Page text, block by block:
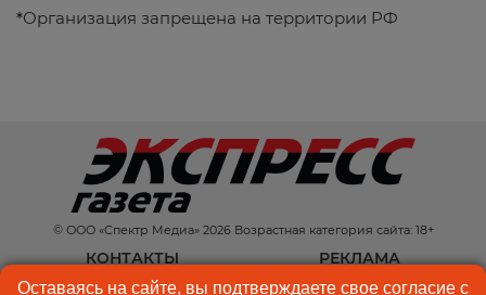
*Организация запрещена на территории РФ
© ООО «Спектр Медиа» 2026 Возрастная категория сайта: 18+
КОНТАКТЫ
РЕКЛАМА
Оставаясь на сайте, вы подтверждаете свое согласие с